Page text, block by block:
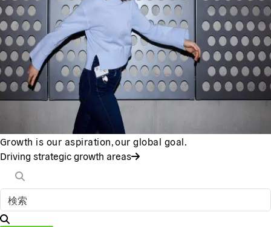
Growth is our aspiration, our global goal.
Driving strategic growth areas